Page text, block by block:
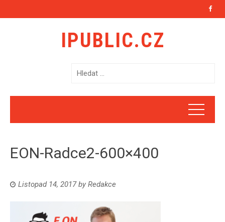
IPUBLIC.CZ
v
í
EON-Radce2-600×400
Listopad 14, 2017by Redakce